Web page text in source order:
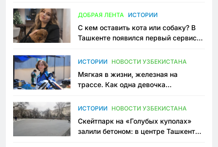
ДОБРАЯ ЛЕНТА ИСТОРИИ
С кем оставить кота или собаку? В
Ташкенте появился первый сервис
ИСТОРИИ НОВОСТИ УЗБЕКИСТАНА
Мягкая в жизни, железная на
трассе. Как одна девочка
Узбекистане
ИСТОРИИ НОВОСТИ УЗБЕКИСТАНА
Скейтпарк на «Голубых куполах»
залили бетоном: в центре Ташкента